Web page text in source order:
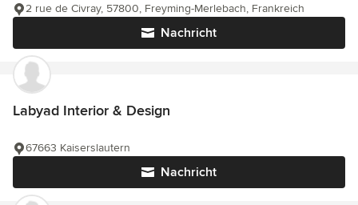
Nachricht
2 rue de Civray, 57800, Freyming-Merlebach, Frankreich
Labyad Interior & Design
Nachricht
67663 Kaiserslautern